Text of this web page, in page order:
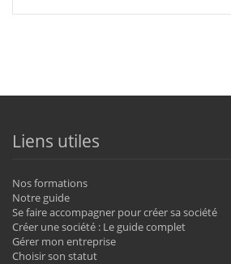
Liens utiles
Nos formations
Notre guide
Se faire accompagner pour créer sa société
Créer une société : Le guide complet
Gérer mon entreprise
Choisir son statut